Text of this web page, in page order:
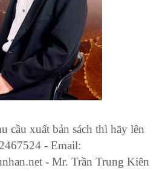
cầu xuất bản sách thì hãy lên
- Email:
- Mr. Trần Trung Kiên